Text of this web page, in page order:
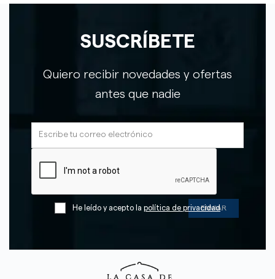
SUSCRÍBETE
Quiero recibir novedades y ofertas
antes que nadie
He leído y acepto la política de privacidad